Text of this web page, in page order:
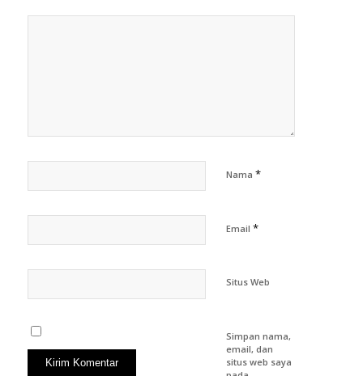
Nama *
Email *
Situs Web
Simpan nama,
email, dan
situs web saya